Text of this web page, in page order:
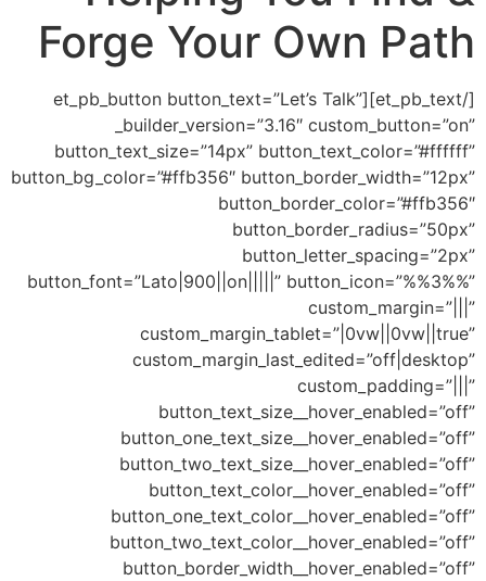
Forge Your
[/et_pb_text][et_pb_button button_text=”Let’s Talk”
_builder_version=”3.16″
button_text_size=”14px”
button_bg_color=”#ffb356″
button_font=”Lato|900||on|||||”